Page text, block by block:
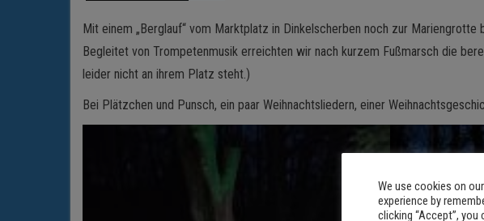
Mit einem „Berglauf“ vom Marktplatz in Dinkelscherben noch zur Mariengrotte
Begleitet von Trompetenmusik erreichten wir nach kurzem Fußmarsch die
leider nicht an ihrem Platz steht.)
Bei Plätzchen und Punsch, ein paar Weihnachtsliedern, einer
We use cookies on
experience by
clicking “Accept”,